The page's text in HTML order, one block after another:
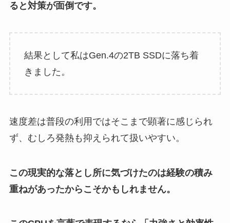
ると対策が面倒です。
結果として私はGen.4の2TB SSDに落ち着
きました。
速度差は普段の利用ではそこまで顕著に感じられ
ず、むしろ発熱も抑えられて扱いやすい。
この現実的な落とし所に気づけたのは経験の積み
重ねがあったからこそかもしれません。